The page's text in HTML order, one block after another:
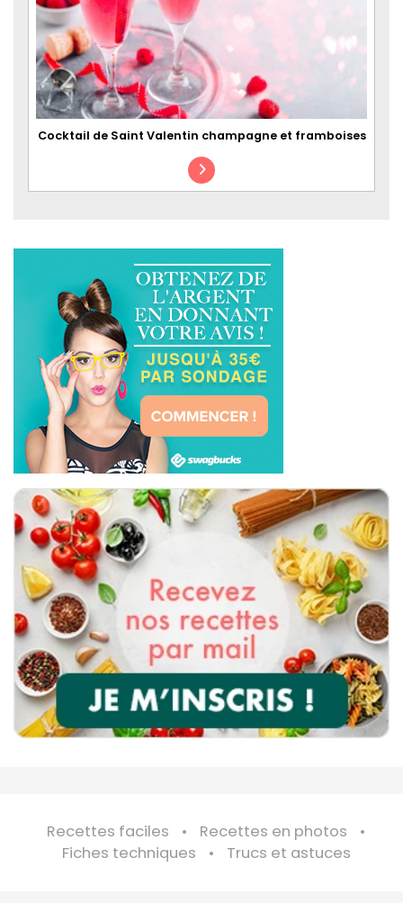
Cocktail de Saint Valentin champagne et framboises
Recettes faciles
Recettes en photos
Fiches techniques
Trucs et astuces